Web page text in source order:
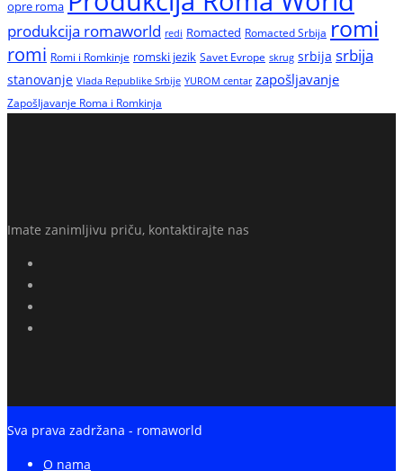
opre roma
produkcija romaworld redi Romacted Romacted Srbija romi
romi Romi i Romkinje romski jezik Savet Evrope skrug srbija srbija
stanovanje Vlada Republike Srbije YUROM centar zapošljavanje
Zapošljavanje Roma i Romkinja
Imate zanimljivu priču, kontaktirajte nas
Sva prava zadržana - romaworld
O nama